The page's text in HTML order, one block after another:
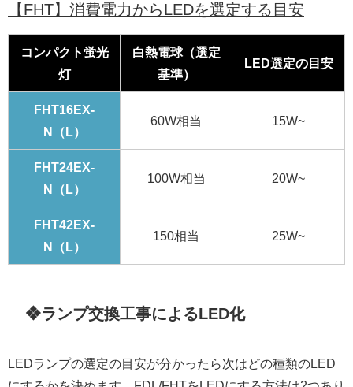
【FHT】消費電力からLEDを選定する目安
コンパクト蛍光
灯
白熱電球（選定
基準）
LED選定の目安
FHT16EX-
N（L）
60W相当 15W~
FHT24EX-
N（L）
100W相当 20W~
FHT42EX-
N（L）
150相当 25W~
❖ランプ交換工事によるLED化
LEDランプの選定の目安が分かったら次はどの種類のLED